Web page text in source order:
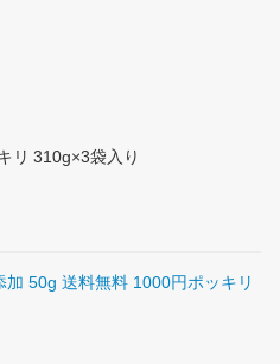
リ 310g×3袋入り